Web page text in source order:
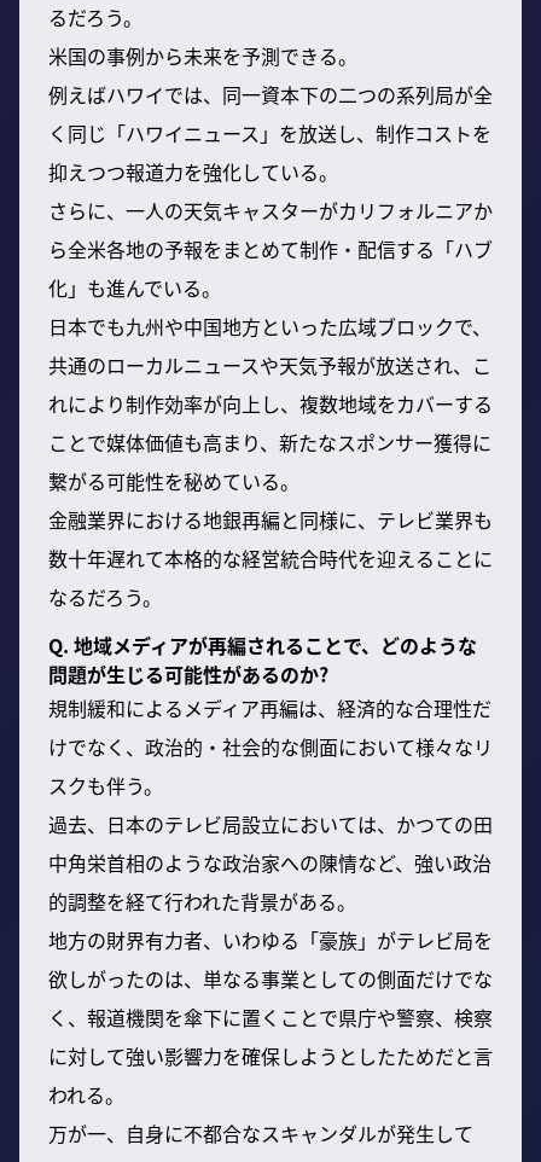
るだろう。
米国の事例から未来を予測できる。
例えばハワイでは、同一資本下の二つの系列局が全
く同じ「ハワイニュース」を放送し、制作コストを
抑えつつ報道力を強化している。
さらに、一人の天気キャスターがカリフォルニアか
ら全米各地の予報をまとめて制作・配信する「ハブ
化」も進んでいる。
日本でも九州や中国地方といった広域ブロックで、
共通のローカルニュースや天気予報が放送され、こ
れにより制作効率が向上し、複数地域をカバーする
ことで媒体価値も高まり、新たなスポンサー獲得に
繋がる可能性を秘めている。
金融業界における地銀再編と同様に、テレビ業界も
数十年遅れて本格的な経営統合時代を迎えることに
なるだろう。
Q. 地域メディアが再編されることで、どのような
問題が生じる可能性があるのか?
規制緩和によるメディア再編は、経済的な合理性だ
けでなく、政治的・社会的な側面において様々なリ
スクも伴う。
過去、日本のテレビ局設立においては、かつての田
中角栄首相のような政治家への陳情など、強い政治
的調整を経て行われた背景がある。
地方の財界有力者、いわゆる「豪族」がテレビ局を
欲しがったのは、単なる事業としての側面だけでな
く、報道機関を傘下に置くことで県庁や警察、検察
に対して強い影響力を確保しようとしたためだと言
われる。
万が一、自身に不都合なスキャンダルが発生して